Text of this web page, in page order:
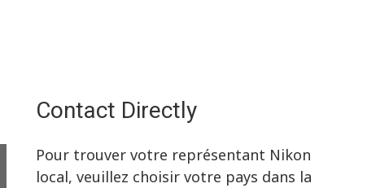
Contact Directly
Pour trouver votre représentant Nikon
local, veuillez choisir votre pays dans la